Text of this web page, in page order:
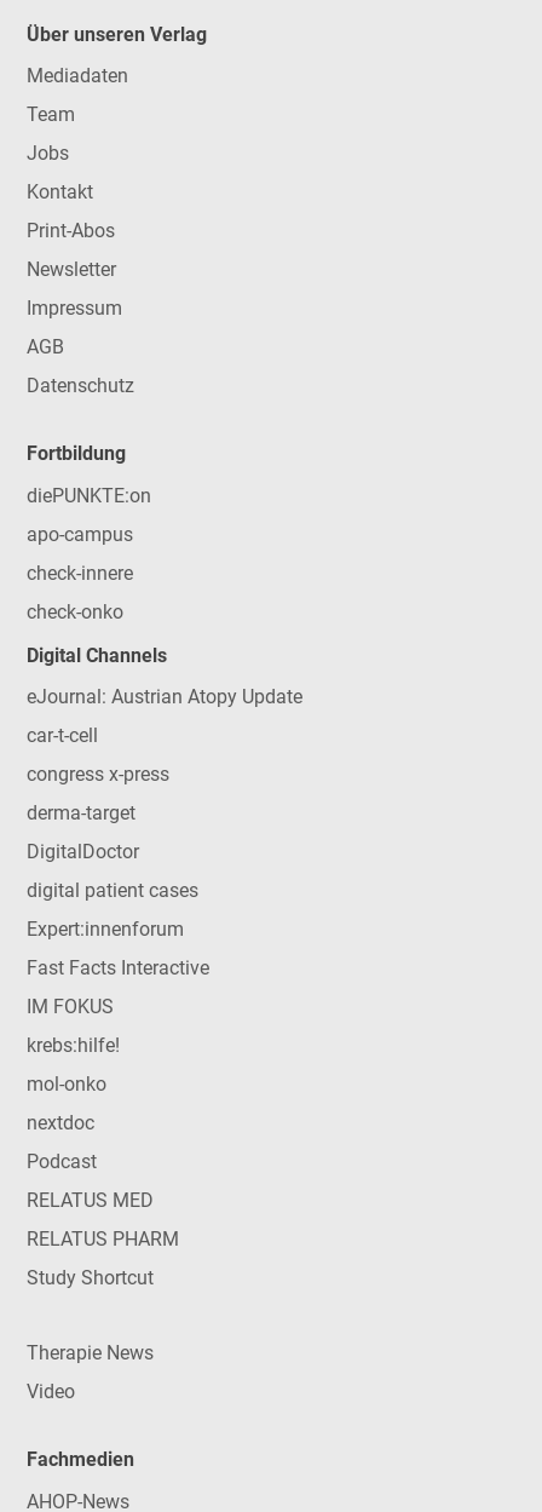
Über unseren Verlag
Mediadaten
Team
Jobs
Kontakt
Print-Abos
Newsletter
Impressum
AGB
Datenschutz
Fortbildung
diePUNKTE:on
apo-campus
check-innere
check-onko
Digital Channels
eJournal: Austrian Atopy Update
car-t-cell
congress x-press
derma-target
DigitalDoctor
digital patient cases
Expert:innenforum
Fast Facts Interactive
IM FOKUS
krebs:hilfe!
mol-onko
nextdoc
Podcast
RELATUS MED
RELATUS PHARM
Study Shortcut
Therapie News
Video
Fachmedien
AHOP-News